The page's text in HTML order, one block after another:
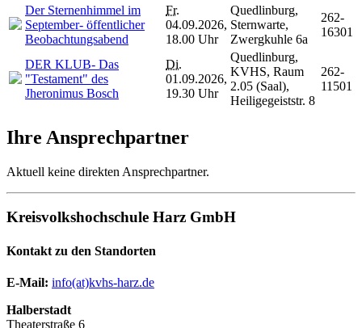
Der Sternenhimmel im
September- öffentlicher
Beobachtungsabend
Fr.
04.09.2026,
18.00 Uhr
Quedlinburg,
Sternwarte,
Zwergkuhle 6a
262-
16301
DER KLUB- Das
"Testament" des
Jheronimus Bosch
Di.
01.09.2026,
19.30 Uhr
Quedlinburg,
KVHS, Raum
2.05 (Saal),
Heiligegeiststr. 8
262-
11501
Ihre Ansprechpartner
Aktuell keine direkten Ansprechpartner.
Kreisvolkshochschule Harz GmbH
Kontakt zu den Standorten
E-Mail: info(at)kvhs-harz.de
Halberstadt
Theaterstraße 6